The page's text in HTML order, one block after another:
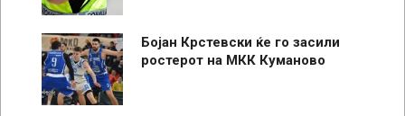
Бојан Крстевски ќе го засили
ростерот на МКК Куманово